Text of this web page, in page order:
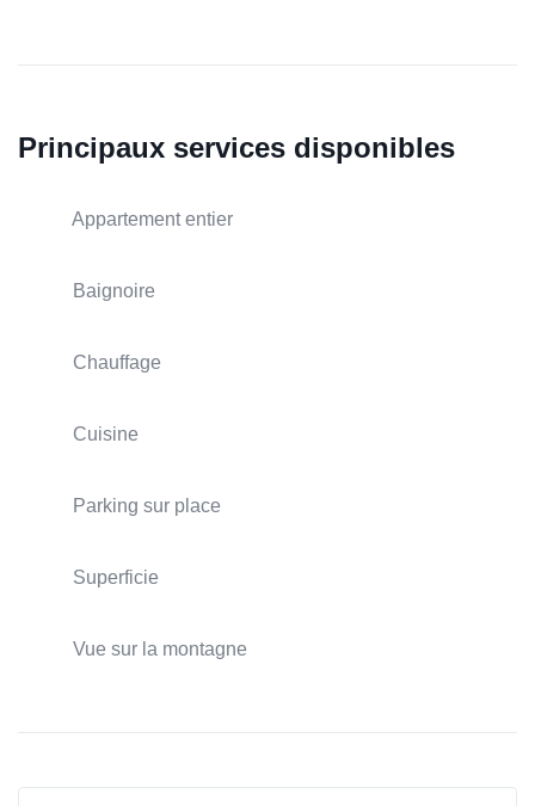
Principaux services disponibles
Appartement entier
Baignoire
Chauffage
Cuisine
Parking sur place
Superficie
Vue sur la montagne